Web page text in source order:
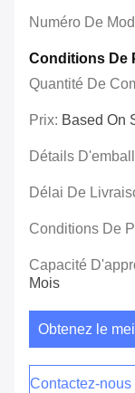
Numéro De
Conditions De
Quantité De
Prix: Based On
Détails
Délai De
Conditions De
Capacité
Mois
Obtenez le
Contactez-